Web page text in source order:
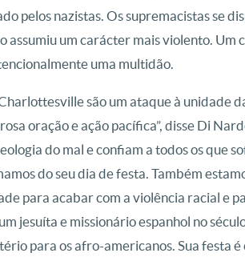
pelos nazistas. Os supremacistas se
assumiu um carácter mais violento.
uma multidão.
são um ataque à unidade
oração e ação pacífica”, disse Di
do mal e confiam a todos os que
do seu dia de festa. Também
para acabar com a violência racial e
jesuíta e missionário espanhol no
para os afro-americanos. Sua festa